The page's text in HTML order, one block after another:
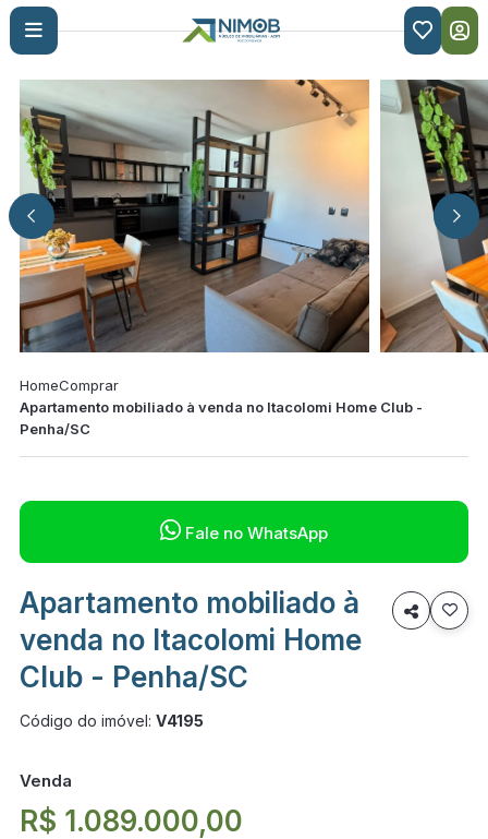

HomeComprar
Apartamento mobiliado à venda no Itacolomi Home Club -
Penha/SC
 Fale no WhatsApp
Apartamento mobiliado à
venda no Itacolomi Home
Club - Penha/SC

Código do imóvel: V4195
Venda
R$ 1.089.000,00